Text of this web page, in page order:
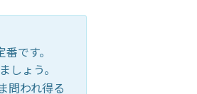
です。
ょう。
問われ得る